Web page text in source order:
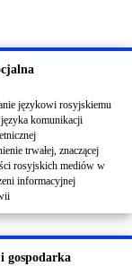
językowi rosyjskiemu
komunikacji
trwałej, znaczącej
rosyjskich mediów w
informacyjnej
gospodarka